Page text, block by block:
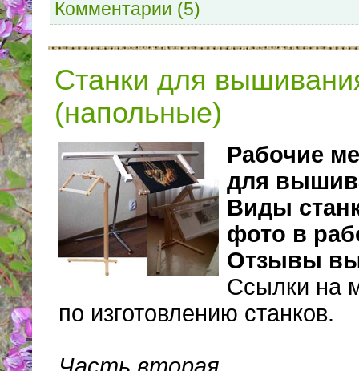
Комментарии (5)
Станки для
(напольные)
Рабочие
для
Виды
фото в
Отзывы
Ссылки на
по изготовлению станков.